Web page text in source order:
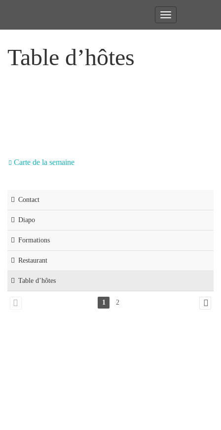
Toggle
navigation
Table d’hôtes
Carte de la semaine
Contact
Diapo
Formations
Restaurant
Table d’hôtes
1 2